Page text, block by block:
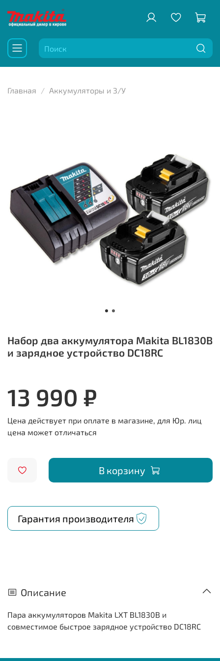
Главная Аккумуляторы и З/У
Набор два аккумулятора Makita BL1830B
и зарядное устройство DC18RC
13 990 ₽
В корзину
Гарантия производителя
Описание
Пара аккумуляторов Makita LXT BL1830B и
совместимое быстрое зарядное устройство DC18RC